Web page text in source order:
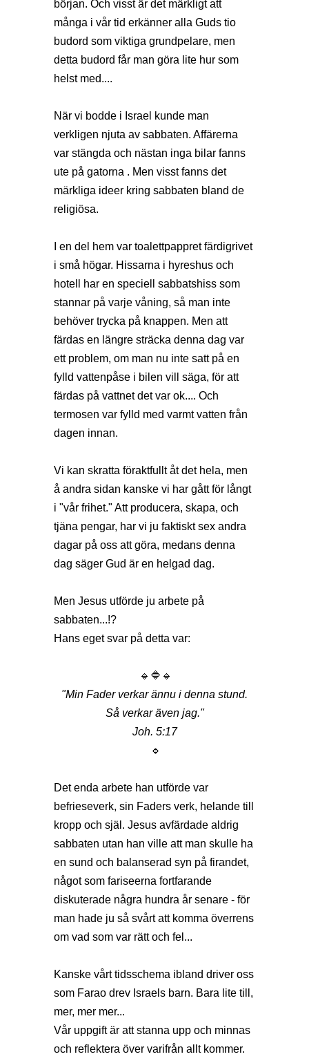
början. Och visst är det märkligt att
många i vår tid erkänner alla Guds tio
budord som viktiga grundpelare, men
detta budord får man göra lite hur som
helst med....
När vi bodde i Israel kunde man
verkligen njuta av sabbaten. Affärerna
var stängda och nästan inga bilar fanns
ute på gatorna . Men visst fanns det
märkliga ideer kring sabbaten bland de
religiösa.
I en del hem var toalettpappret färdigrivet
i små högar. Hissarna i hyreshus och
hotell har en speciell sabbatshiss som
stannar på varje våning, så man inte
behöver trycka på knappen. Men att
färdas en längre sträcka denna dag var
ett problem, om man nu inte satt på en
fylld vattenpåse i bilen vill säga, för att
färdas på vattnet det var ok.... Och
termosen var fylld med varmt vatten från
dagen innan.
Vi kan skratta föraktfullt åt det hela, men
å andra sidan kanske vi har gått för långt
i "vår frihet." Att producera, skapa, och
tjäna pengar, har vi ju faktiskt sex andra
dagar på oss att göra, medans denna
dag säger Gud är en helgad dag.
Men Jesus utförde ju arbete på
sabbaten...!?
Hans eget svar på detta var:
🔹🔷🔹
"Min Fader verkar ännu i denna stund.
Så verkar även jag."
Joh. 5:17
🔹
Det enda arbete han utförde var
befrieseverk, sin Faders verk, helande till
kropp och själ. Jesus avfärdade aldrig
sabbaten utan han ville att man skulle ha
en sund och balanserad syn på firandet,
något som fariseerna fortfarande
diskuterade några hundra år senare - för
man hade ju så svårt att komma överrens
om vad som var rätt och fel...
Kanske vårt tidsschema ibland driver oss
som Farao drev Israels barn. Bara lite till,
mer, mer mer...
Vår uppgift är att stanna upp och minnas
och reflektera över varifrån allt kommer.